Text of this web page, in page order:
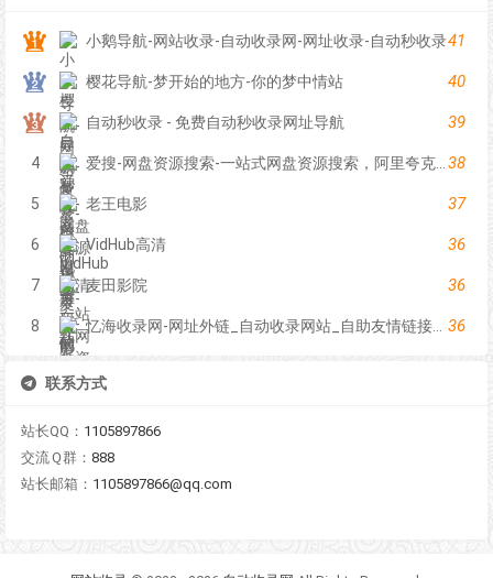
小鹅导航-网站收录-自动收录网-网址收录-自动秒收录41
樱花导航-梦开始的地方-你的梦中情站 40
自动秒收录 - 免费自动秒收录网址导航 39
4 爱搜-网盘资源搜索-一站式网盘资源搜索，阿里夸克百度迅雷UC全聚合38
5 老王电影 37
6 VidHub高清 36
7 麦田影院 36
8 忆海收录网-网址外链_自动收录网站_自助友情链接平台_网站广告_软文发布_站长交易_站长资源 36
联系方式
站长QQ： 1105897866
交流Ｑ群： 888
站长邮箱： 1105897866@qq.com